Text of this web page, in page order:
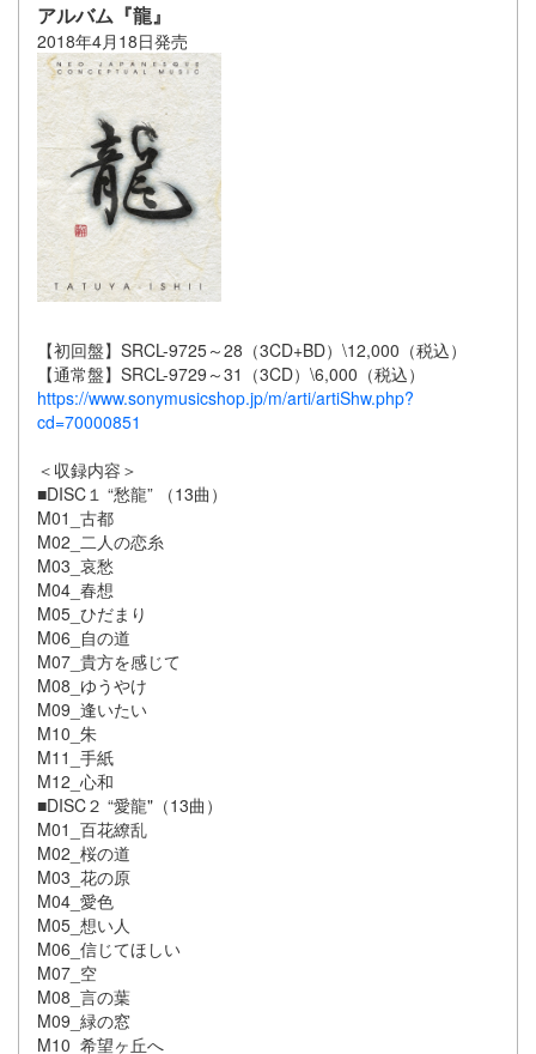
アルバム『龍』
2018年4月18日発売
【初回盤】SRCL-9725～28（3CD+BD）\12,000（税込）
【通常盤】SRCL-9729～31（3CD）\6,000（税込）
https://www.sonymusicshop.jp/m/arti/artiShw.php?
cd=70000851
＜収録内容＞
■DISC１ “愁龍” （13曲）
M01_古都
M02_二人の恋糸
M03_哀愁
M04_春想
M05_ひだまり
M06_自の道
M07_貴方を感じて
M08_ゆうやけ
M09_逢いたい
M10_朱
M11_手紙
M12_心和
■DISC２ “愛龍"（13曲）
M01_百花繚乱
M02_桜の道
M03_花の原
M04_愛色
M05_想い人
M06_信じてほしい
M07_空
M08_言の葉
M09_緑の窓
M10_希望ヶ丘へ